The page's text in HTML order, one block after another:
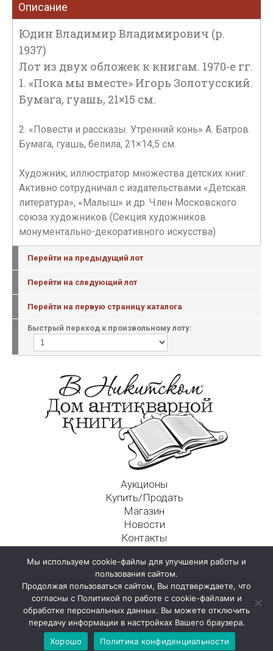
Описание
Юдин Владимир Владимирович (р.
1937)
Лот из двух обложек к книгам. 1970-е гг.
1. «Пока мы вместе» Игорь Золотусский.
Бумага, гуашь, 21×15 см.
2. «Повести и рассказы. Утренний конь» А. Батров.
Бумага, гуашь, белила, 21×14,5 см.
Художник, иллюстратор множества детских книг.
Активно сотрудничал с издательствами «Детская
литература», «Малыш» и др. Член Московского
союза художников (Секция художников
монументально-декоративного искусства)
Перейти на предыдущий лот
Перейти на следующий лот
Перейти на первую страницу каталога
Быстрый переход к произвольному лоту:
Аукционы
Купить/Продать
Магазин
Новости
Контакты
125009, г. Москва, Никитский пер., д. 4а, стр. 1
Мы используем cookie-файлы для улучшения работы и
пользования сайтом.
Продолжая пользоваться сайтом, Вы подтверждаете, что
согласны с Политикой по работе с cookie-файлами и
обработке персональных данных. Вы можете отключить
передачу информации в настройках Вашего браузера.
Хорошо
Политика конфиденциальности